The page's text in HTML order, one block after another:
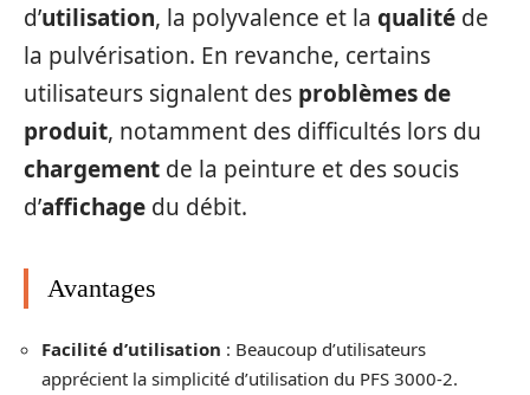
d’utilisation, la polyvalence et la qualité de
la pulvérisation. En revanche, certains
utilisateurs signalent des problèmes de
produit, notamment des difficultés lors du
chargement de la peinture et des soucis
d’affichage du débit.
Avantages
Facilité d’utilisation : Beaucoup d’utilisateurs
apprécient la simplicité d’utilisation du PFS 3000-2.